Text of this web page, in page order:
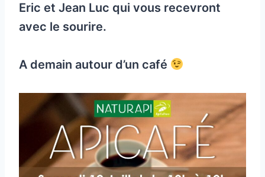
Eric et Jean Luc qui vous recevront
avec le sourire.
A demain autour d’un café